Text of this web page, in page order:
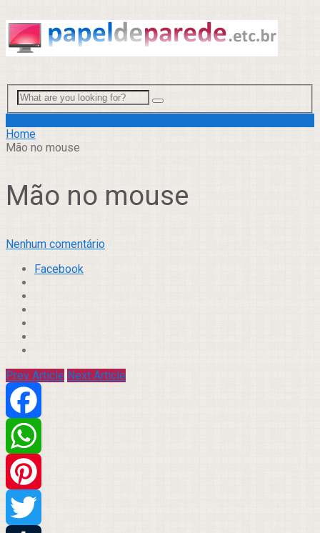
Home
Mão no mouse
Mão no mouse
Nenhum comentário
Facebook
Prev Article Next Article
Facebook
WhatsApp
Pinterest